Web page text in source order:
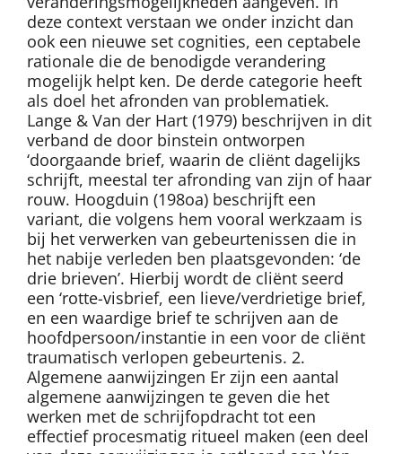
deze context verstaan we onder inzicht dan
ook een nieuwe set cognities, een ceptabele
rationale die de benodigde verandering
mogelijk helpt ken. De derde categorie heeft
als doel het afronden van problematiek.
Lange & Van der Hart (1979) beschrijven in dit
verband de door binstein ontworpen
‘doorgaande brief, waarin de cliënt dagelijks
schrijft, meestal ter afronding van zijn of haar
rouw. Hoogduin (198oa) beschrijft een
variant, die volgens hem vooral werkzaam is
bij het verwerken van gebeurtenissen die in
het nabije verleden ben plaatsgevonden: ‘de
drie brieven’. Hierbij wordt de cliënt seerd
een ‘rotte-visbrief, een lieve/verdrietige brief,
en een waardige brief te schrijven aan de
hoofdpersoon/instantie in een voor de cliënt
traumatisch verlopen gebeurtenis. 2.
Algemene aanwijzingen Er zijn een aantal
algemene aanwijzingen te geven die het
werken met de schrijfopdracht tot een
effectief procesmatig ritueel maken (een deel